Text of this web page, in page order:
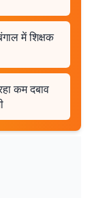
में शिक्षक
कम दबाव